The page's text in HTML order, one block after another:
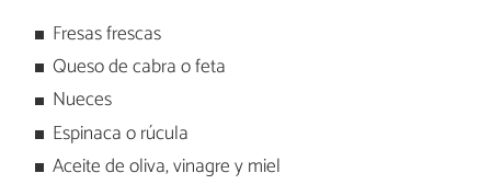
Fresas frescas
Queso de cabra o feta
Nueces
Espinaca o rúcula
Aceite de oliva, vinagre y miel